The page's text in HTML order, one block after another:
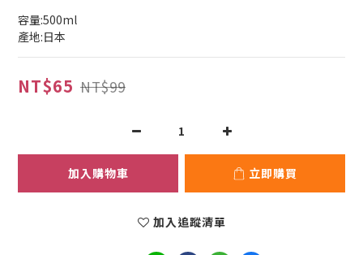
容量:500ml
產地:日本
NT$65 NT$99
加入購物車 立即購買
加入追蹤清單